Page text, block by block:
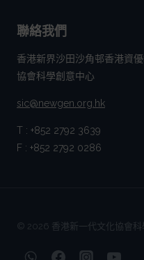
聯絡我們
香港新界沙田沙角邨香港資
協會科學創意中心
sic@newgen.org.hk
T : +852 2792 3639
F : +852 2792 0286
© 2026 香港新一代文化協會科